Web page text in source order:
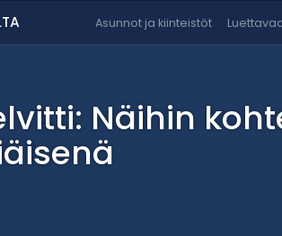
Asunnot ja kiinteistöt
Näihin